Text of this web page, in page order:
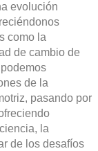
evolución
como la
de cambio de
de la
pasando por
la
de los desafíos